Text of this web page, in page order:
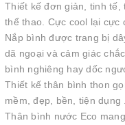
Thiết kế đơn giản, tinh tế,
thể thao. Cực cool lại cực
Nắp bình được trang bị
dã ngoại và cảm giác
bình nghiêng hay dốc
Thiết kế thân bình thon
mềm, đẹp, bền, tiện dụng .
Thân bình nước Eco